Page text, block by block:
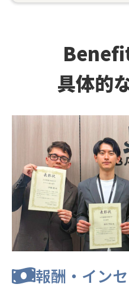
具体的
報酬・イン